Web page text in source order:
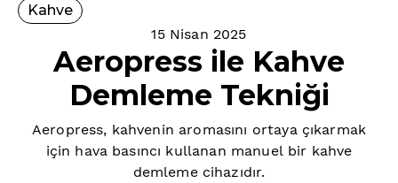
Kahve
15 Nisan 2025
Aeropress ile Kahve
Demleme Tekniği
Aeropress, kahvenin aromasını ortaya çıkarmak
için hava basıncı kullanan manuel bir kahve
demleme cihazıdır.